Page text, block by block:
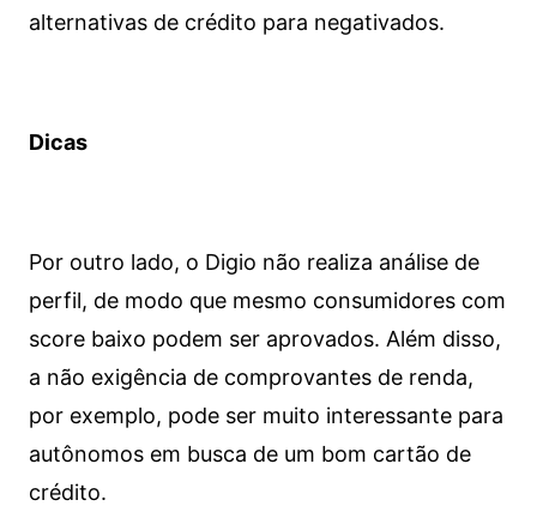
alternativas de crédito para negativados.
Dicas
Por outro lado, o Digio não realiza análise de
perfil, de modo que mesmo consumidores com
score baixo podem ser aprovados. Além disso,
a não exigência de comprovantes de renda,
por exemplo, pode ser muito interessante para
autônomos em busca de um bom cartão de
crédito.